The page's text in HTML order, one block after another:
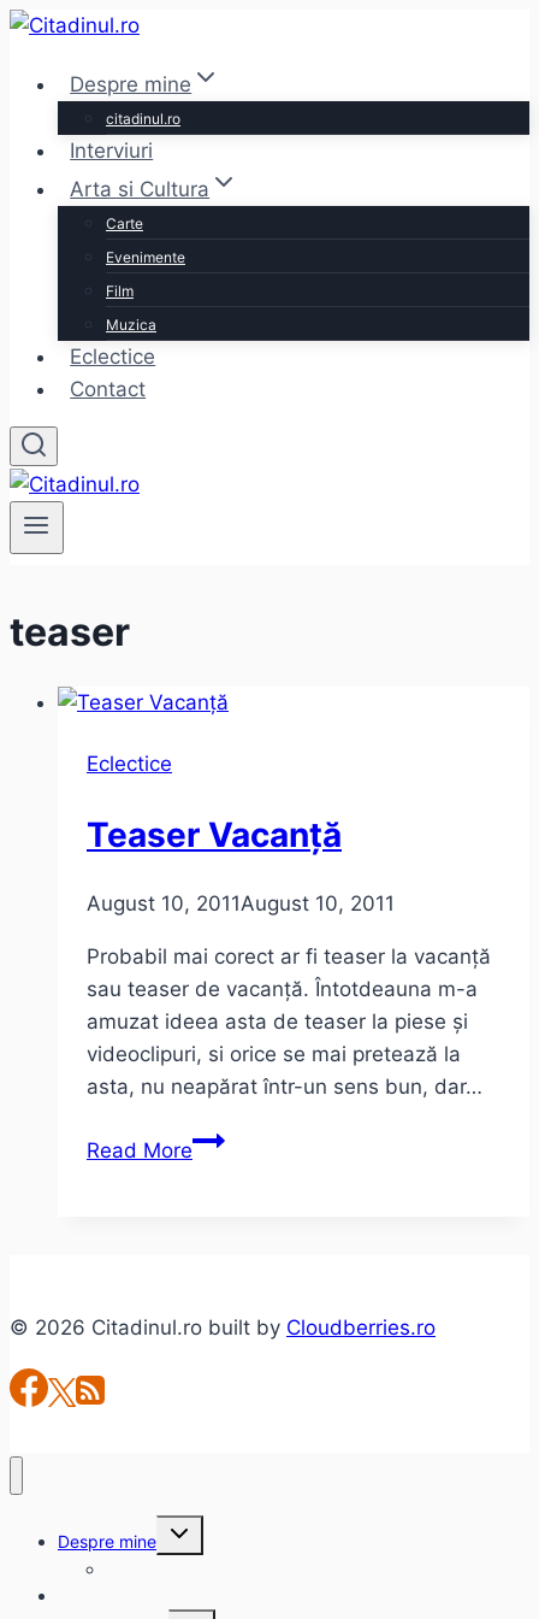
Skip
contentDespre mine
citadinul.ro
Interviuri
Arta si Cultura
Carte
Evenimente
Film
Muzica
Eclectice
Contact
teaser
Eclectice
Teaser Vacanță
August 10, 2011August 10, 2011
Probabil mai corect ar fi teaser la vacanță
sau teaser de vacanță. Întotdeauna m-a
amuzat ideea asta de teaser la piese și
videoclipuri, si orice se mai pretează la
asta, nu neapărat într-un sens bun, dar…
Read MoreTeaser
© 2026 Citadinul.ro built by Cloudberries.ro
Despre mine
Toggle